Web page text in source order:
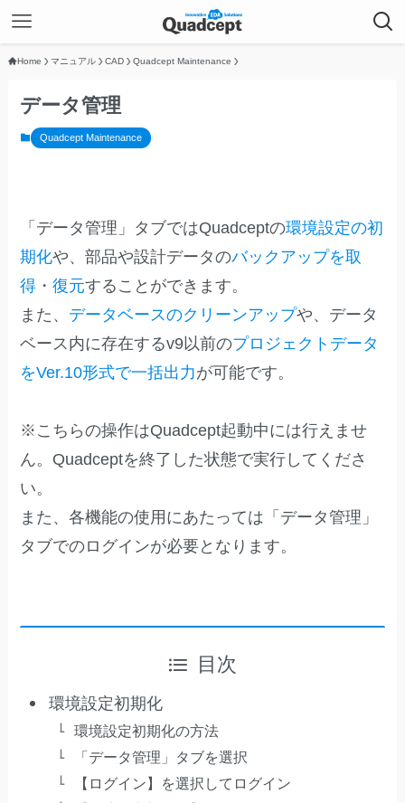
Home マニュアル CAD Quadcept Maintenance
データ管理
Quadcept Maintenance
「データ管理」タブではQuadceptの環境設定の初
期化や、部品や設計データのバックアップを取
得 ・復元することができます。
また、 データベースのクリーンアップや、データ
ベース内に存在するv9以前のプロジェクトデータ
をVer.10形式で一括出力が可能です。
※こちらの操作はQuadcept起動中には行えませ
ん。Quadceptを終了した状態で実行してくださ
い。
また、各機能の使用にあたっては「データ管理」
タブでのログインが必要となります。
目次
環境設定初期化
環境設定初期化の方法
「データ管理」タブを選択
【ログイン】を選択してログイン